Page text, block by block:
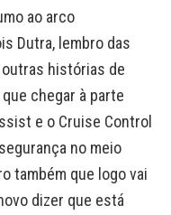
ao arco
Dutra, lembro das
histórias de
chegar à parte
e o Cruise Control
no meio
também que logo vai
dizer que está